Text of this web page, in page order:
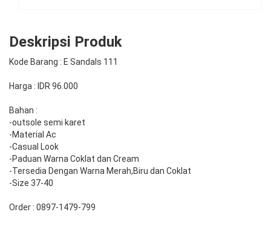
Deskripsi Produk
Kode Barang : E Sandals 111
Harga : IDR 96.000
Bahan :
-outsole semi karet
-Material Ac
-Casual Look
-Paduan Warna Coklat dan Cream
-Tersedia Dengan Warna Merah,Biru dan Coklat
-Size 37-40
Order : 0897-1479-799